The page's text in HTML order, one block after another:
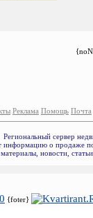
Реклама Помощь Почта
Региональный сервер
информацию о продаже
новости,
{foter}